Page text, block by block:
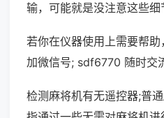
输，可能就是没注意这些细
若你在仪器使用上需要帮
加微信号; sdf6770 随时交
检测麻将机有无遥控器;普